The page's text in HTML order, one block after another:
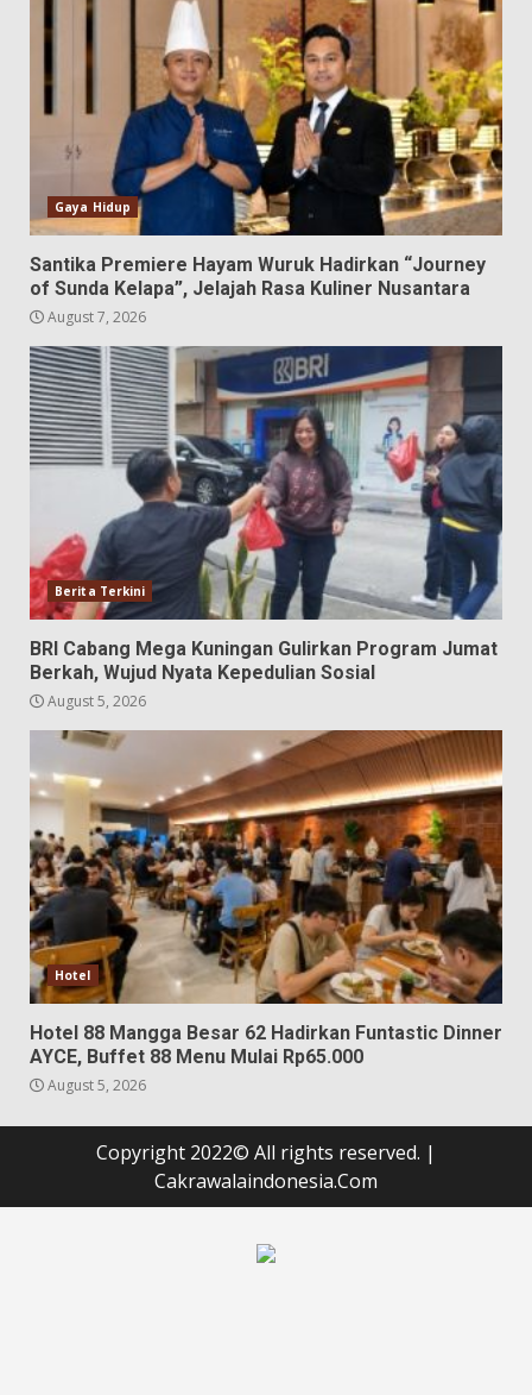
Gaya Hidup
Santika Premiere Hayam Wuruk Hadirkan “Journey
of Sunda Kelapa”, Jelajah Rasa Kuliner Nusantara
August 7, 2026
Berita Terkini
BRI Cabang Mega Kuningan Gulirkan Program Jumat
Berkah, Wujud Nyata Kepedulian Sosial
August 5, 2026
Hotel
Hotel 88 Mangga Besar 62 Hadirkan Funtastic Dinner
AYCE, Buffet 88 Menu Mulai Rp65.000
August 5, 2026
Copyright 2022© All rights reserved. |
Cakrawalaindonesia.Com